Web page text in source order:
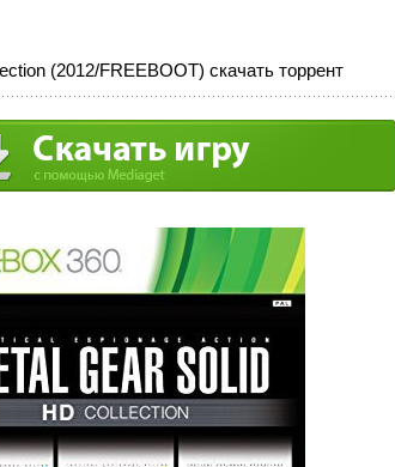
(2012/FREEBOOT) скачать торрент